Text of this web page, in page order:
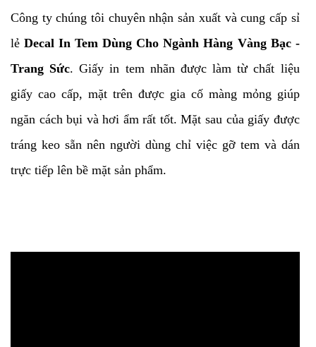
Công ty chúng tôi chuyên nhận sản xuất và cung cấp sỉ
lẻDecal In Tem Dùng Cho Ngành Hàng Vàng Bạc -
Trang Sức. Giấy in tem nhãn được làm từ chất liệu
giấy cao cấp, mặt trên được gia cố màng mỏng giúp
ngăn cách bụi và hơi ẩm rất tốt. Mặt sau của giấy được
tráng keo sẵn nên người dùng chỉ việc gỡ tem và dán
trực tiếp lên bề mặt sản phẩm.